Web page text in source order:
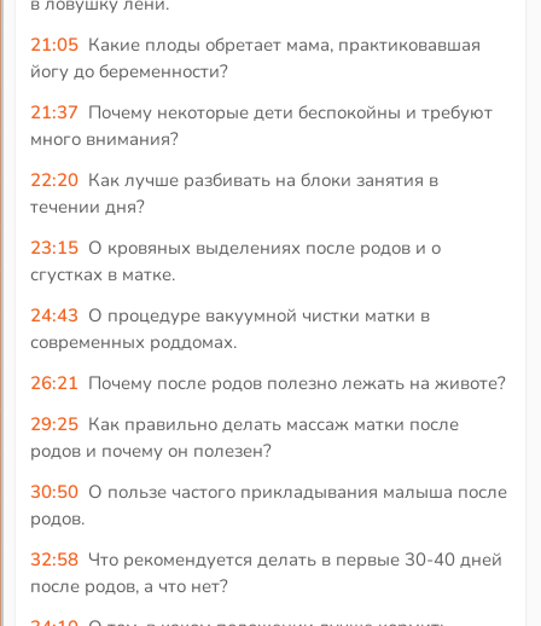
21:05 Какие плоды обретает мама, практиковавшая
йогу до беременности?
21:37 Почему некоторые дети беспокойны и требуют
много внимания?
22:20 Как лучше разбивать на блоки занятия в
течении дня?
23:15 О кровяных выделениях после родов и о
сгустках в матке.
24:43 О процедуре вакуумной чистки матки в
современных роддомах.
26:21 Почему после родов полезно лежать на животе?
29:25 Как правильно делать массаж матки после
родов и почему он полезен?
30:50 О пользе частого прикладывания малыша после
родов.
32:58 Что рекомендуется делать в первые 30-40 дней
после родов, а что нет?